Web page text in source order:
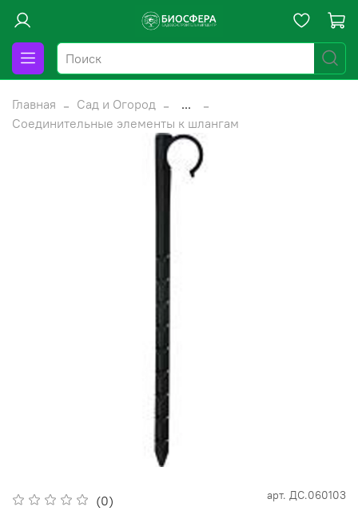
Главная Сад и Огород
...
Соединительные элементы к шлангам
(0) арт. ДС.060103